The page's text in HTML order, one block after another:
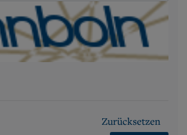
Zurücksetzen